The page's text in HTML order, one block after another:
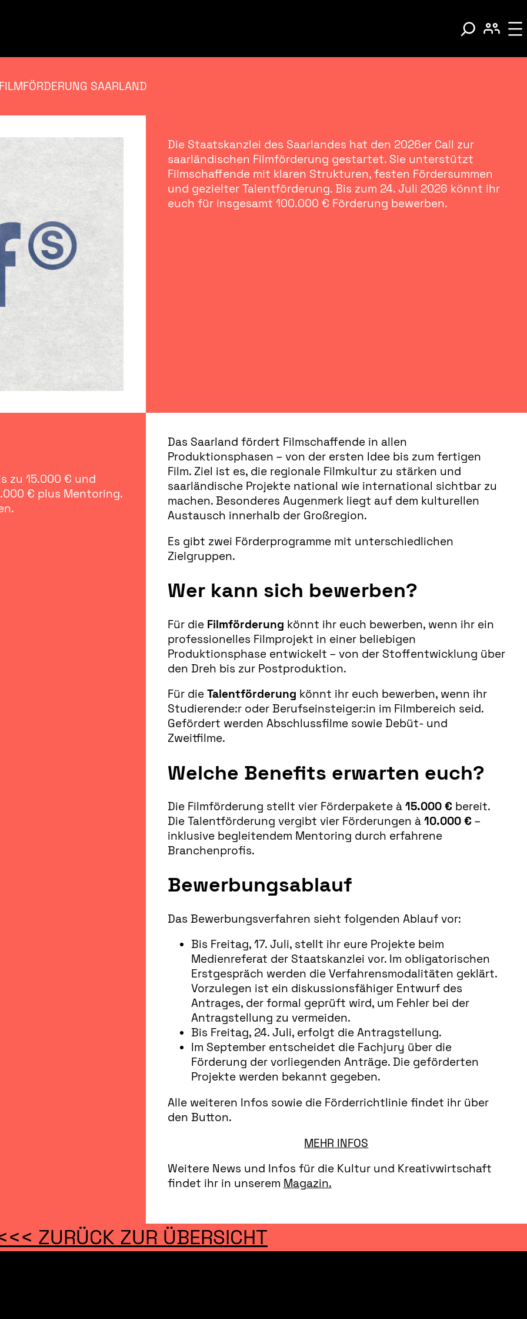
SAARLAND
Die Staatskanzlei des Saarlandes hat den 2026er Call zur
saarländischen Filmförderung gestartet. Sie unterstützt
Filmschaffende mit klaren Strukturen, festen Fördersummen
und gezielter Talentförderung. Bis zum 24. Juli 2026 könnt ihr
euch für insgesamt 100.000 € Förderung bewerben.
zu 15.000 € und
€ plus Mentoring.
Das Saarland fördert Filmschaffende in allen
Produktionsphasen – von der ersten Idee bis zum fertigen
Film. Ziel ist es, die regionale Filmkultur zu stärken und
saarländische Projekte national wie international sichtbar zu
machen. Besonderes Augenmerk liegt auf dem kulturellen
Austausch innerhalb der Großregion.
Es gibt zwei Förderprogramme mit unterschiedlichen
Zielgruppen.
Wer kann sich bewerben?
Für die Filmförderung könnt ihr euch bewerben, wenn ihr ein
professionelles Filmprojekt in einer beliebigen
Produktionsphase entwickelt – von der Stoffentwicklung über
den Dreh bis zur Postproduktion.
Für die Talentförderung könnt ihr euch bewerben, wenn ihr
Studierende:r oder Berufseinsteiger:in im Filmbereich seid.
Gefördert werden Abschlussfilme sowie Debüt- und
Zweitfilme.
Welche Benefits erwarten euch?
Die Filmförderung stellt vier Förderpakete à 15.000 € bereit.
Die Talentförderung vergibt vier Förderungen à 10.000 € –
inklusive begleitendem Mentoring durch erfahrene
Branchenprofis.
Bewerbungsablauf
Das Bewerbungsverfahren sieht folgenden Ablauf vor:
Bis Freitag, 17. Juli, stellt ihr eure Projekte beim
Medienreferat der Staatskanzlei vor. Im obligatorischen
Erstgespräch werden die Verfahrensmodalitäten geklärt.
Vorzulegen ist ein diskussionsfähiger Entwurf des
Antrages, der formal geprüft wird, um Fehler bei der
Antragstellung zu vermeiden.
Bis Freitag, 24. Juli, erfolgt die Antragstellung.
Im September entscheidet die Fachjury über die
Förderung der vorliegenden Anträge. Die geförderten
Projekte werden bekannt gegeben.
Alle weiteren Infos sowie die Förderrichtlinie findet ihr über
den Button.
MEHR INFOS
Weitere News und Infos für die Kultur und Kreativwirtschaft
findet ihr in unserem Magazin.
ZURÜCK ZUR ÜBERSICHT